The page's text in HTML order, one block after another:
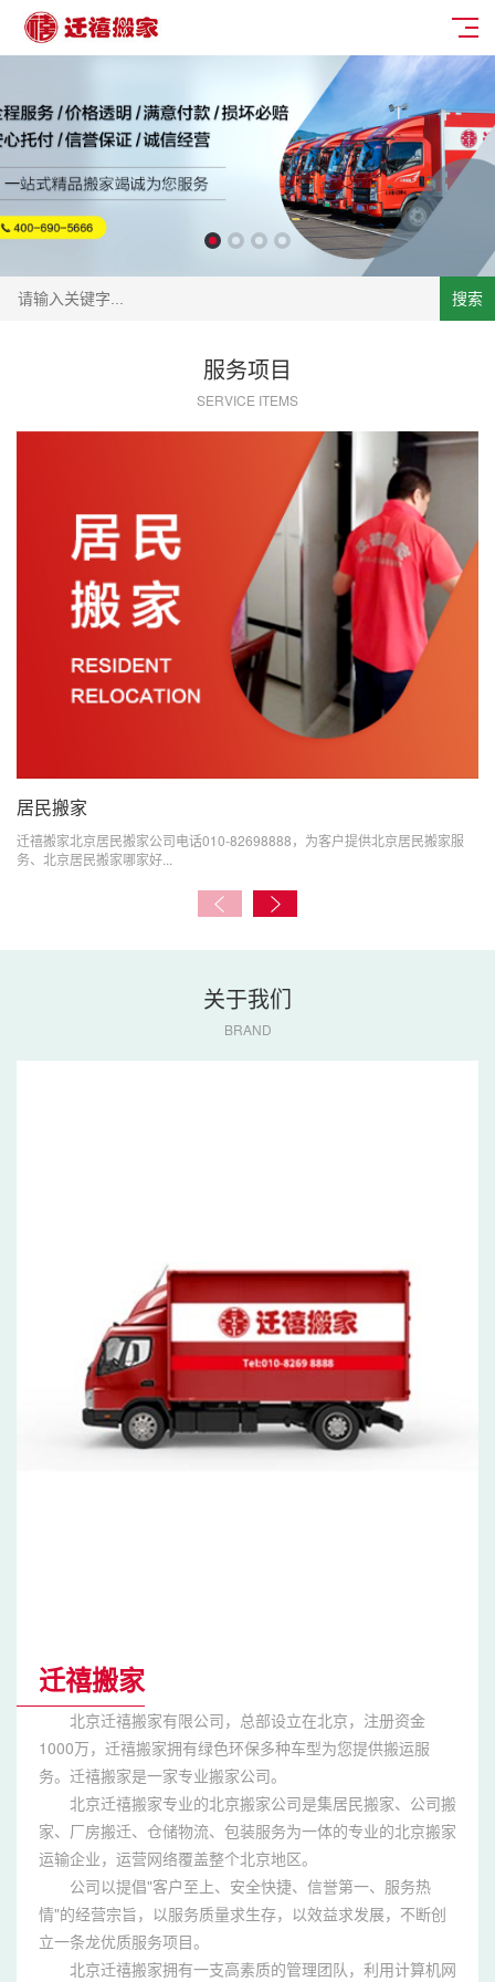
搜索
服务项目
SERVICE ITEMS
居民搬家
迁禧搬家北京居民搬家公司电话010-82698888，为客户提供北京居民搬家服
务、北京居民搬家哪家好...
关于我们
BRAND
迁禧搬家
北京迁禧搬家有限公司，总部设立在北京，注册资金
1000万，迁禧搬家拥有绿色环保多种车型为您提供搬运服
务。迁禧搬家是一家专业搬家公司。
北京迁禧搬家专业的北京搬家公司是集居民搬家、公司搬
家、厂房搬迁、仓储物流、包装服务为一体的专业的北京搬家
运输企业，运营网络覆盖整个北京地区。
公司以提倡"客户至上、安全快捷、信誉第一、服务热
情"的经营宗旨，以服务质量求生存，以效益求发展，不断创
立一条龙优质服务项目。
北京迁禧搬家拥有一支高素质的管理团队，利用计算机网